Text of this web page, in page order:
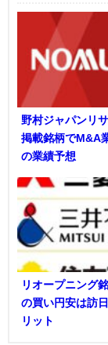
野村ジャパンリ
掲載銘柄でM&A
の業績予想
リオープニング
の買い円安は訪
リット